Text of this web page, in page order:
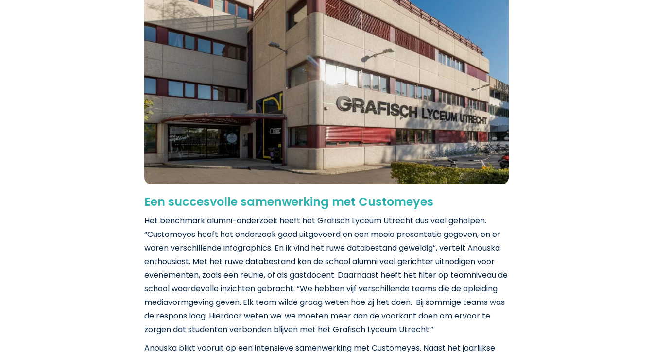
Een succesvolle samenwerking met Customeyes
Het benchmark alumni-onderzoek heeft het Grafisch Lyceum Utrecht dus veel geholpen.
“Customeyes heeft het onderzoek goed uitgevoerd en een mooie presentatie gegeven, en er
waren verschillende infographics. En ik vind het ruwe databestand geweldig”, vertelt Anouska
enthousiast. Met het ruwe databestand kan de school alumni veel gerichter uitnodigen voor
evenementen, zoals een reünie, of als gastdocent. Daarnaast heeft het filter op teamniveau de
school waardevolle inzichten gebracht. “We hebben vijf verschillende teams die de opleiding
mediavormgeving geven. Elk team wilde graag weten hoe zij het doen. Bij sommige teams was
de respons laag. Hierdoor weten we: we moeten meer aan de voorkant doen om ervoor te
zorgen dat studenten verbonden blijven met het Grafisch Lyceum Utrecht.”
Anouska blikt vooruit op een intensieve samenwerking met Customeyes. Naast het jaarlijkse